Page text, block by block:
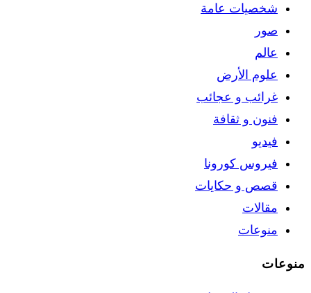
شخصيات عامة
صور
عالم
علوم الأرض
غرائب و عجائب
فنون و ثقافة
فيديو
فيروس كورونا
قصص و حكايات
مقالات
منوعات
منوعات